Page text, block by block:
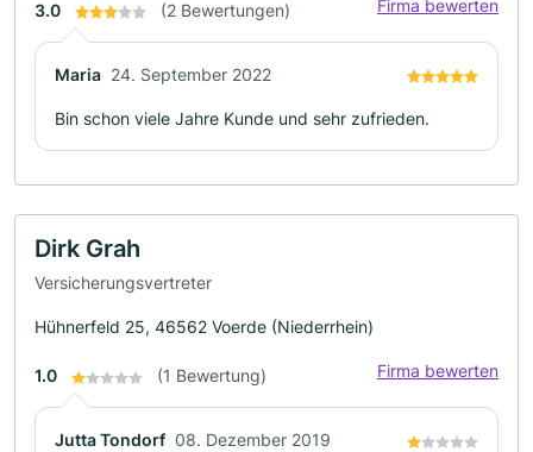
3.0 (2 Bewertungen) Firma bewerten
Maria 24. September 2022
Bin schon viele Jahre Kunde und sehr zufrieden.
Dirk Grah
Versicherungsvertreter
Hühnerfeld 25, 46562 Voerde (Niederrhein)
1.0 (1 Bewertung) Firma bewerten
Jutta Tondorf 08. Dezember 2019